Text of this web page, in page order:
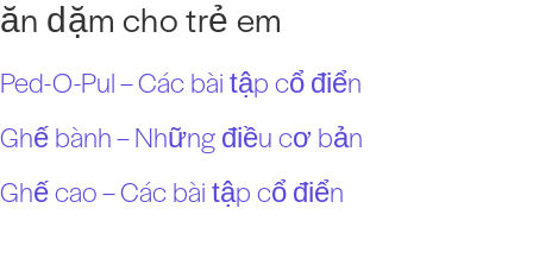
ăn dặm cho trẻ em
Ped-O-Pul – Các bài tập cổ điển
Ghế bành – Những điều cơ bản
Ghế cao – Các bài tập cổ điển